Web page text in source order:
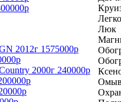
2012г 1575000р
2000г 240000р
Люк